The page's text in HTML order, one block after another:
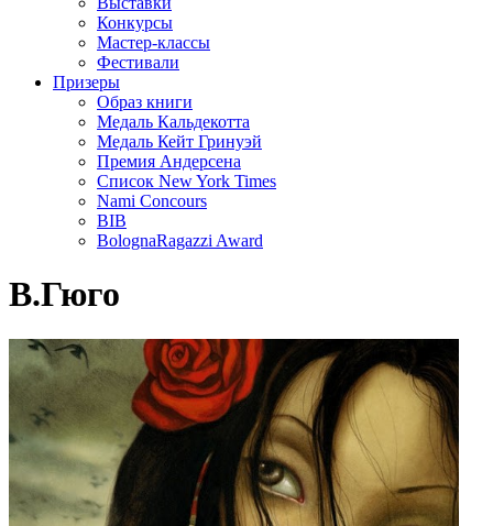
Конкурсы
Мастер-классы
Фестивали
Призеры
Образ книги
Медаль Кальдекотта
Медаль Кейт Гринуэй
Премия Андерсена
Список New York Times
Nami Concours
BIB
BolognaRagazzi Award
В.Гюго